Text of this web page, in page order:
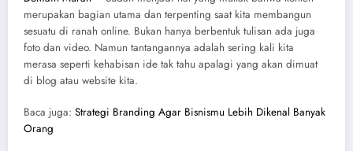
merupakan bagian utama dan terpenting saat kita membangun
sesuatu di ranah online. Bukan hanya berbentuk tulisan ada juga
foto dan video. Namun tantangannya adalah sering kali kita
merasa seperti kehabisan ide tak tahu apalagi yang akan dimuat
di blog atau website kita.
Baca juga: Strategi Branding Agar Bisnismu Lebih Dikenal Banyak
Orang